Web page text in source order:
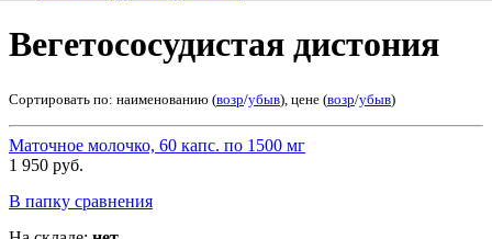
Вегетососудистая дистония
Сортировать по: наименованию (возр/убыв), цене (возр/убыв)
Маточное молочко, 60 капс. по 1500 мг
1 950 руб.
В папку сравнения